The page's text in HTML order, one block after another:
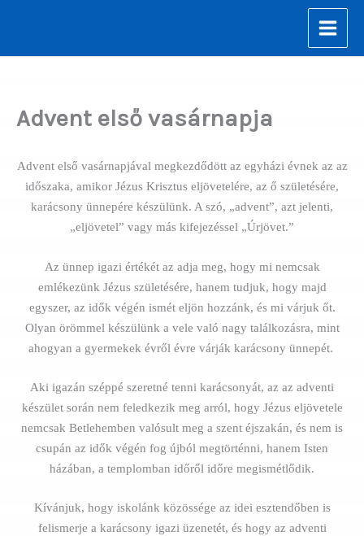
Advent első vasárnapja
Advent első vasárnapjával megkezdődött az egyházi évnek az az
időszaka, amikor Jézus Krisztus eljövetelére, az ő születésére,
karácsony ünnepére készülünk. A szó, „advent”, azt jelenti,
„eljövetel” vagy más kifejezéssel „Úrjövet.”
Az ünnep igazi értékét az adja meg, hogy mi nemcsak
emlékezünk Jézus születésére, hanem tudjuk, hogy majd
egyszer, az idők végén ismét eljön hozzánk, és mi várjuk őt.
Olyan örömmel készülünk a vele való nagy találkozásra, mint
ahogyan a gyermekek évről évre várják karácsony ünnepét.
Aki igazán széppé szeretné tenni karácsonyát, az az adventi
készület során nem feledkezik meg arról, hogy Jézus eljövetele
nemcsak Betlehemben valósult meg a szent éjszakán, és nem is
csupán az idők végén fog újból megtörténni, hanem Isten
házában, a templomban időről időre megismétlődik.
Kívánjuk, hogy iskolánk közössége az idei esztendőben is
felismerje a karácsony igazi üzenetét, és hogy az adventi